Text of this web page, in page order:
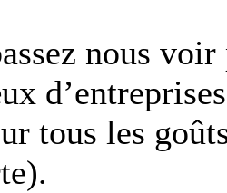
nous
tous les